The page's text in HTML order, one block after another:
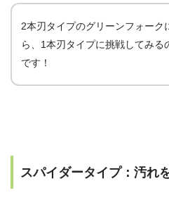
2本刃タイプのグリーンフォーク
ら、1本刃タイプに挑戦してみる
です！
スパイダータイプ：汚れ